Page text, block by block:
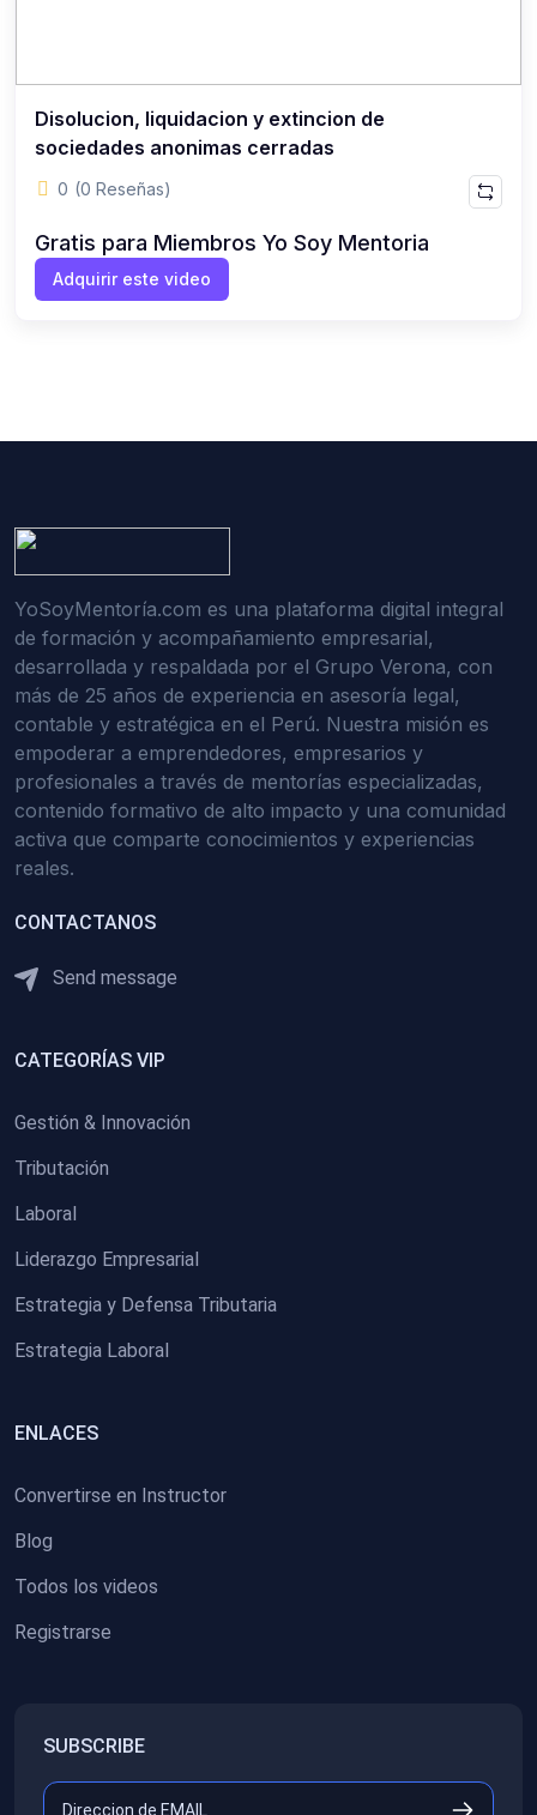
Disolucion, liquidacion y extincion de
sociedades anonimas cerradas
0 (0 Reseñas)
Gratis para Miembros Yo Soy Mentoria
Adquirir este video
YoSoyMentoría.com es una plataforma digital integral
de formación y acompañamiento empresarial,
desarrollada y respaldada por el Grupo Verona, con
más de 25 años de experiencia en asesoría legal,
contable y estratégica en el Perú. Nuestra misión es
empoderar a emprendedores, empresarios y
profesionales a través de mentorías especializadas,
contenido formativo de alto impacto y una comunidad
activa que comparte conocimientos y experiencias
reales.
CONTACTANOS
Send message
CATEGORÍAS VIP
Gestión & Innovación
Tributación
Laboral
Liderazgo Empresarial
Estrategia y Defensa Tributaria
Estrategia Laboral
ENLACES
Convertirse en Instructor
Blog
Todos los videos
Registrarse
SUBSCRIBE